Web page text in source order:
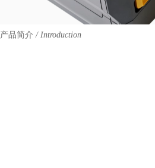
产品简介 / Introduction